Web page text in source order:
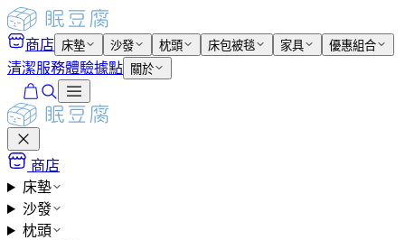
商店 床墊 沙發 枕頭 床包被毯 家具 優惠組合
清潔服務體驗據點 關於
商店
床墊
沙發
枕頭